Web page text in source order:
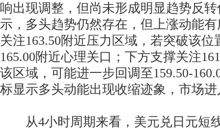
响出现调整，但尚未形成明显趋势反
示，多头趋势仍然存在，但上涨动能
关注163.50附近压力区域，若突破该
165.00附近心理关口；下方支撑关注
该区域，可能进一步回调至159.50-
标显示多头动能出现收缩迹象，市场
从4小时周期来看，美元兑日元短